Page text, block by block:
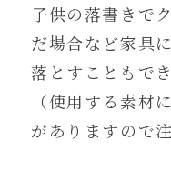
子供の落書きで
だ場合など家具
落とすこともでき
（使用する素材
がありますので